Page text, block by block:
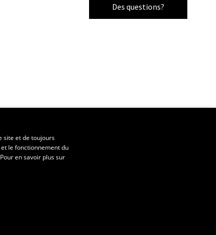
Des questions?
site et de toujours
le fonctionnement du
en savoir plus sur